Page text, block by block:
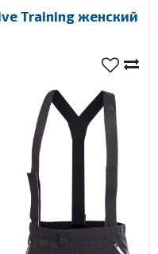
Training женский